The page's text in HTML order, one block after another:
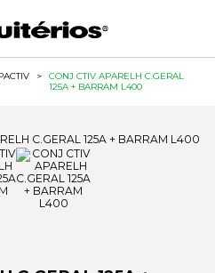
>
CONJ CTIV APARELH C.GERAL
125A + BARRAM L400